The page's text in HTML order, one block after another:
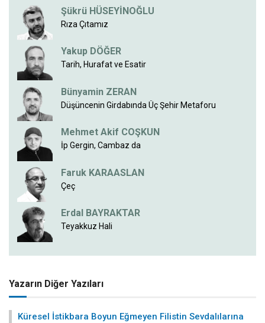
Şükrü HÜSEYİNOĞLU
Rıza Çıtamız
Yakup DÖĞER
Tarih, Hurafat ve Esatir
Bünyamin ZERAN
Düşüncenin Girdabında Üç Şehir Metaforu
Mehmet Akif COŞKUN
İp Gergin, Cambaz da
Faruk KARAASLAN
Çeç
Erdal BAYRAKTAR
Teyakkuz Hali
Yazarın Diğer Yazıları
Küresel İstikbara Boyun Eğmeyen Filistin Sevdalılarına